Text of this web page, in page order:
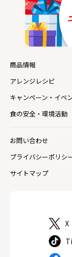
X
商品情報
アレンジレシピ
キャンペーン・イベ
食の安全・環境活動
お問い合わせ
プライバシーポリシ
サイトマップ